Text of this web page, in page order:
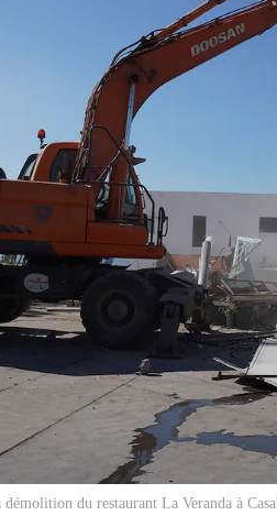
démolition du restaurant La Veranda à